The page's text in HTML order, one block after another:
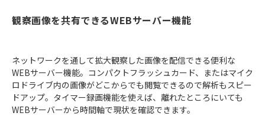
観察画像を共有できるWEBサーバー機能
ネットワークを通して拡大観察した画像を配信できる便利な
WEBサーバー機能。コンパクトフラッシュカード、またはマイク
ロドライブ内の画像がどこからでも閲覧できるので解析もスピー
ドアップ。タイマー録画機能を使えば、離れたところにいても
WEBサーバーから時間軸で現状を確認できます。